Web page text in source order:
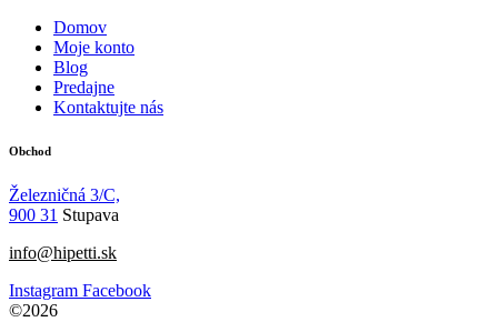
Domov
Moje konto
Blog
Predajne
Kontaktujte nás
Obchod
Železničná 3/C,
900 31 Stupava
info@hipetti.sk
Instagram Facebook
©2026